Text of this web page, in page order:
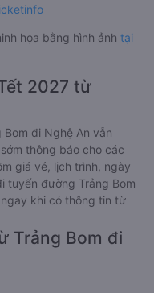
họa bằng hình ảnh tại
2027 từ
đi Nghệ An vẫn
thông báo cho các
giá vé, lịch trình, ngày
tuyến đường Trảng Bom
khi có thông tin từ
Trảng Bom đi